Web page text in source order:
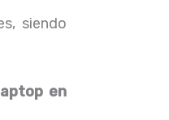
siendo
en